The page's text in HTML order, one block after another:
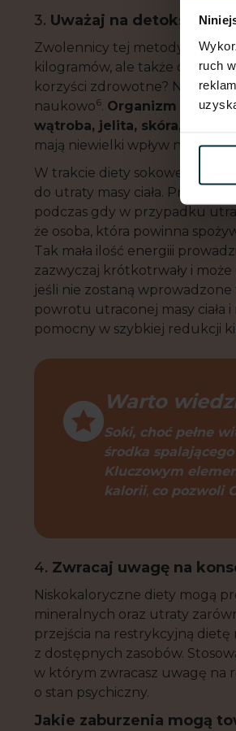
ruch
3. Uważaj na detoksy
Zwolennicy tej metody
kilogramów, ale także
korzyści zdrowotne? Niestety,
naukowo6. Organizm
wątroba, jelita, skóra, płuca i
mają niewielki wpływ na
W trakcie diety sokowej ilość
do utraty masy ciała.
podczas gdy w przypadku
że osoba, która powinna
Tak mała ilość energiii
zazwyczaj krótkotrwały i
jeśli nie zostaną
powrotu utraconej masy ciała
pomocny w szybkiej redukcji
Warto
Soki, choć pełne
środka
Kluczowym
kalorii, co pozwoli
4. Zwracaj uwagę na
Niskokaloryczne diety mogą
mineralnych oraz utraty
przejścia na restrykcyjną
z dostępnych zasobów.
w którym zwracasz uwagę na
o stan psychiczny.
Jakie zaburzenia mogą